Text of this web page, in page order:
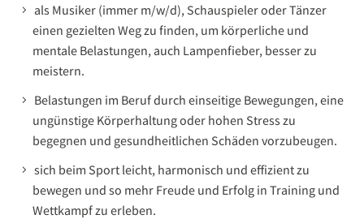
als Musiker (immer m/w/d), Schauspieler oder Tänzer
einen gezielten Weg zu finden, um körperliche und
mentale Belastungen, auch Lampenfieber, besser zu
meistern.
Belastungen im Beruf durch einseitige Bewegungen, eine
ungünstige Körperhaltung oder hohen Stress zu
begegnen und gesundheitlichen Schäden vorzubeugen.
sich beim Sport leicht, harmonisch und effizient zu
bewegen und so mehr Freude und Erfolg in Training und
Wettkampf zu erleben.